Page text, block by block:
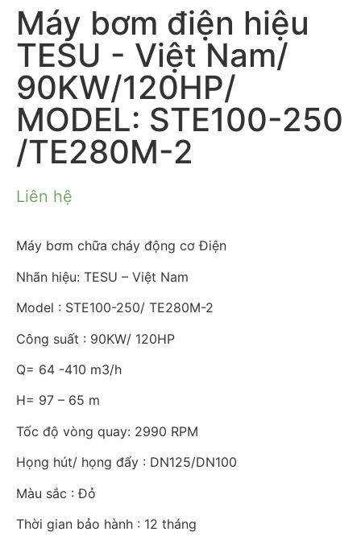
Máy bơm điện hiệu
TESU - Việt Nam/
90KW/120HP/
MODEL: STE100-250
/TE280M-2
Liên hệ
Máy bơm chữa cháy động cơ Điện
Nhãn hiệu: TESU – Việt Nam
Model : STE100-250/ TE280M-2
Công suất : 90KW/ 120HP
Q= 64 -410 m3/h
H= 97 – 65 m
Tốc độ vòng quay: 2990 RPM
Họng hút/ họng đẩy : DN125/DN100
Màu sắc : Đỏ
Thời gian bảo hành : 12 tháng